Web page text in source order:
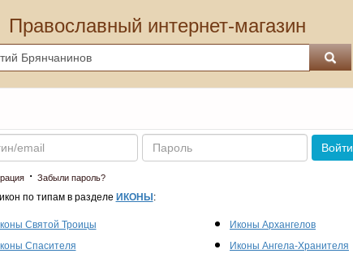
Православный интернет-магазин
Пароль
Войти
· Забыли пароль?
по типам в разделе ИКОНЫ :
Святой Троицы
Спасителя
Иконы Архангелов
Иконы Ангела-Хранителя